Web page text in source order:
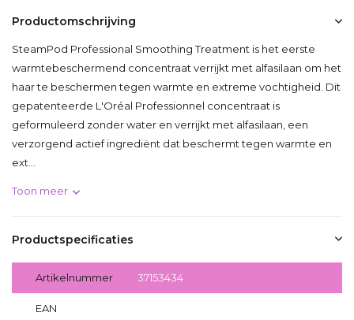
Productomschrijving
SteamPod Professional Smoothing Treatment is het eerste
warmtebeschermend concentraat verrijkt met alfasilaan om het
haar te beschermen tegen warmte en extreme vochtigheid. Dit
gepatenteerde L'Oréal Professionnel concentraat is
geformuleerd zonder water en verrijkt met alfasilaan, een
verzorgend actief ingrediënt dat beschermt tegen warmte en
ext...
Toon meer
Productspecificaties
Artikelnummer 37153434
EAN